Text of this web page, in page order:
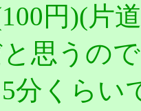
円)(片
思うの
分くらい